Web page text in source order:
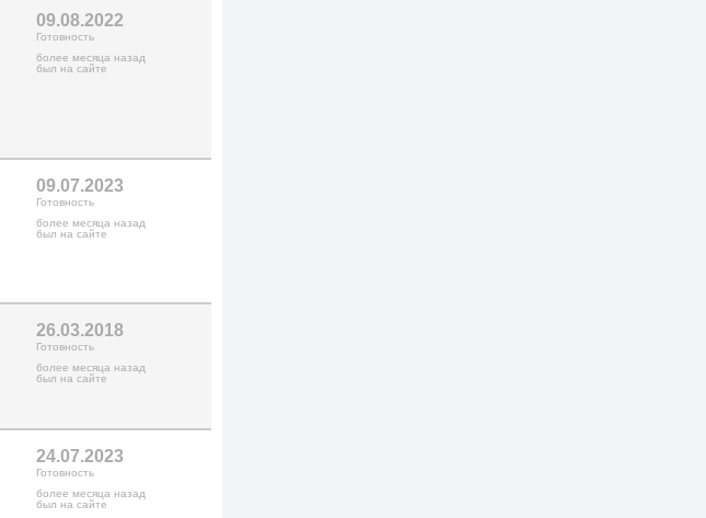
09.08.2022
Готовность
более месяца назад
был на сайте
09.07.2023
Готовность
более месяца назад
был на сайте
26.03.2018
Готовность
более месяца назад
был на сайте
24.07.2023
Готовность
более месяца назад
был на сайте